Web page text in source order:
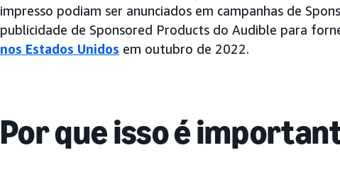
impresso podiam ser anunciados em campanhas de
publicidade de Sponsored Products do Audible para
nos Estados Unidos em outubro de 2022.
Por que isso é